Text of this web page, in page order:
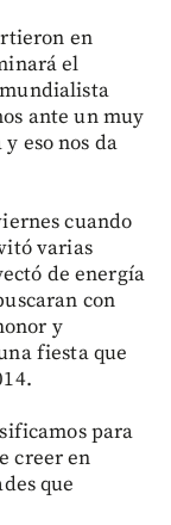
en
el
ante un muy
eso nos da
cuando
varias
de energía
con
y
fiesta que
para
creer en
que